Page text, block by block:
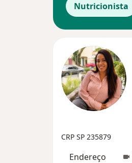
Nutricionista
CRP SP 235879
Endereço